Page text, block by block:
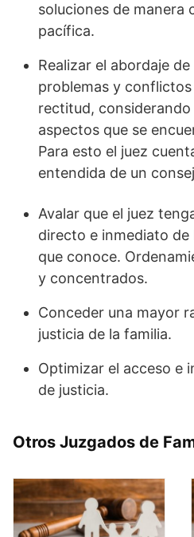
soluciones de manera
pacífica.
Realizar el abordaje
problemas y
rectitud,
aspectos que se
Para esto el juez
entendida de un
Avalar que el juez
directo e inmediato
que conoce.
y concentrados.
Conceder una mayor
justicia de la familia.
Optimizar el acceso e
de justicia.
Otros Juzgados de